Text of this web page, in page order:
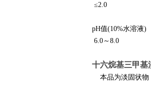
≤2.0
pH值(10%水溶液)
6.0～8.0
十六烷基三甲基
本品为淡固状物